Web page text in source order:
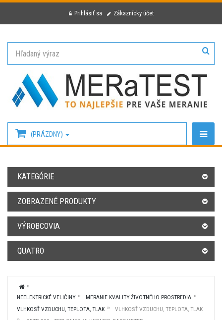
Prihlásiť sa Zákaznícky účet
(PRÁZDNY)
KATEGÓRIE
ZOBRAZENÉ PRODUKTY
VÝROBCOVIA
QUATRO
NEELEKTRICKÉ VELIČINY
MERANIE KVALITY ŽIVOTNÉHO PROSTREDIA
VLHKOSŤ VZDUCHU, TEPLOTA, TLAK
VLHKOSŤ VZDUCHU, TEPLOTA, TLAK